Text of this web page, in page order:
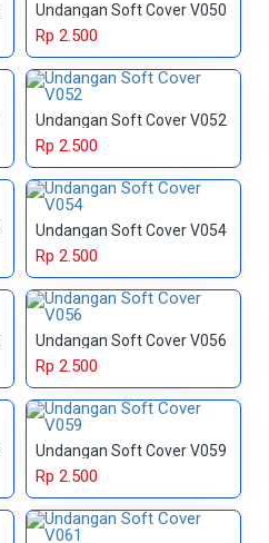
Undangan Soft Cover V050
Rp 2.500
Undangan Soft Cover V052
Rp 2.500
Undangan Soft Cover V054
Rp 2.500
Undangan Soft Cover V056
Rp 2.500
Undangan Soft Cover V059
Rp 2.500